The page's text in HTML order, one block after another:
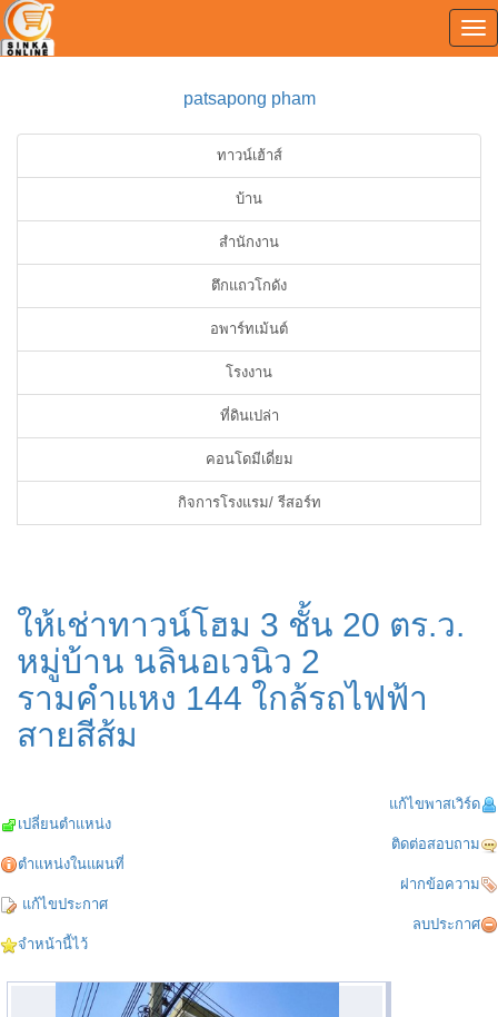
patsapong pham
ทาวน์เฮ้าส์
บ้าน
สำนักงาน
ตึกแถวโกดัง
อพาร์ทเม้นต์
โรงงาน
ที่ดินเปล่า
คอนโดมีเดี่ยม
กิจการโรงแรม/ รีสอร์ท
ให้เช่าทาวน์โฮม 3 ชั้น 20 ตร.ว.
หมู่บ้าน นลินอเวนิว 2
รามคำแหง 144 ใกล้รถไฟฟ้า
สายสีส้ม
แก้ไขพาสเวิร์ด
เปลี่ยนตำแหน่ง
ติดต่อสอบถาม
ตำแหน่งในแผนที่
ฝากข้อความ
แก้ไขประกาศ
ลบประกาศ
จำหน้านี้ไว้